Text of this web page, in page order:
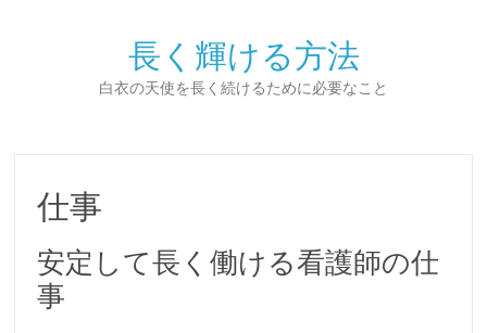
長く輝ける方法
白衣の天使を長く続けるために必要なこと
仕事
安定して長く働ける看護師の仕
事